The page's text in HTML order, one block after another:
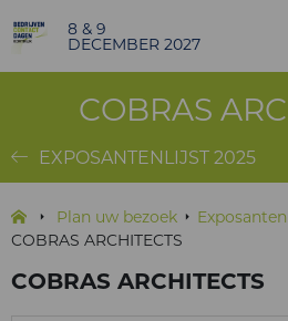
8 & 9
DECEMBER 2027
COBRAS
EXPOSANTENLIJST 2025
Plan uw bezoek
COBRAS ARCHITECTS
COBRAS ARCHITECTS